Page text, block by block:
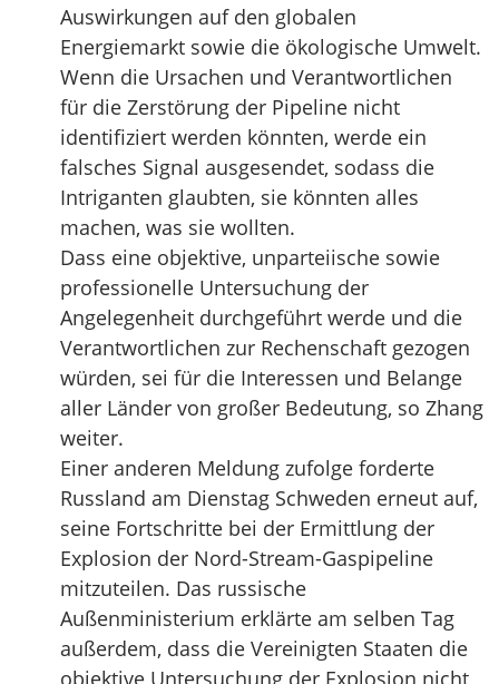
Auswirkungen auf den globalen
Energiemarkt sowie die ökologische Umwelt.
Wenn die Ursachen und Verantwortlichen
für die Zerstörung der Pipeline nicht
identifiziert werden könnten, werde ein
falsches Signal ausgesendet, sodass die
Intriganten glaubten, sie könnten alles
machen, was sie wollten.
Dass eine objektive, unparteiische sowie
professionelle Untersuchung der
Angelegenheit durchgeführt werde und die
Verantwortlichen zur Rechenschaft gezogen
würden, sei für die Interessen und Belange
aller Länder von großer Bedeutung, so Zhang
weiter.
Einer anderen Meldung zufolge forderte
Russland am Dienstag Schweden erneut auf,
seine Fortschritte bei der Ermittlung der
Explosion der Nord-Stream-Gaspipeline
mitzuteilen. Das russische
Außenministerium erklärte am selben Tag
außerdem, dass die Vereinigten Staaten die
objektive Untersuchung der Explosion nicht